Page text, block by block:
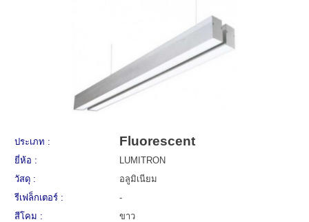
ประเภท : Fluorescent
ยี่ห้อ :
LUMITRON
วัสดุ :
อลูมิเนียม
รีเฟล็กเตอร์ :
-
สีโคม :
ขาว